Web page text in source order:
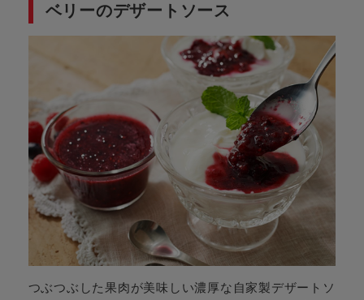
ベリーのデザートソース
つぶつぶした果肉が美味しい濃厚な自家製デザートソ